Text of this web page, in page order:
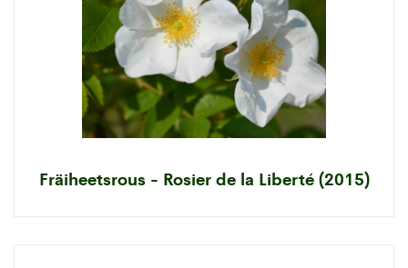
Fräiheetsrous - Rosier de la Liberté (2015)